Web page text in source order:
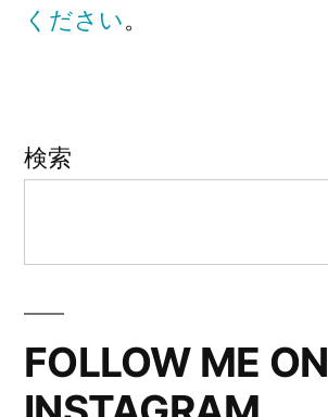
ください。
検索
FOLLOW ME ON